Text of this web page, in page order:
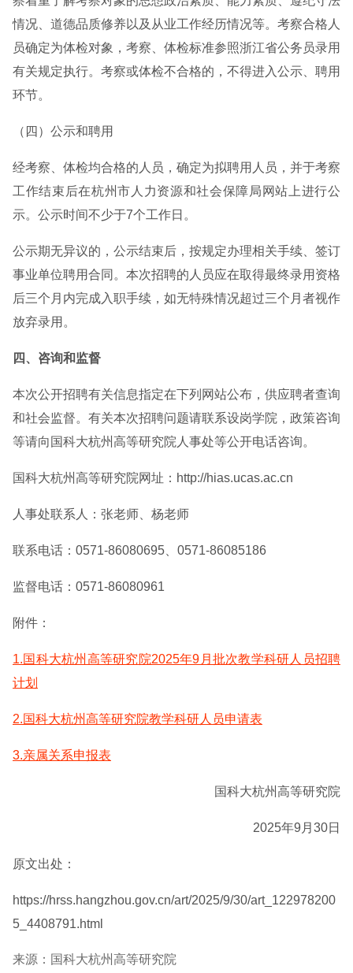
情况、道德品质修养以及从业工作经历情况等。考察合格人
员确定为体检对象，考察、体检标准参照浙江省公务员录用
有关规定执行。考察或体检不合格的，不得进入公示、聘用
环节。
（四）公示和聘用
经考察、体检均合格的人员，确定为拟聘用人员，并于考察
工作结束后在杭州市人力资源和社会保障局网站上进行公
示。公示时间不少于7个工作日。
公示期无异议的，公示结束后，按规定办理相关手续、签订
事业单位聘用合同。本次招聘的人员应在取得最终录用资格
后三个月内完成入职手续，如无特殊情况超过三个月者视作
放弃录用。
四、咨询和监督
本次公开招聘有关信息指定在下列网站公布，供应聘者查询
和社会监督。有关本次招聘问题请联系设岗学院，政策咨询
等请向国科大杭州高等研究院人事处等公开电话咨询。
国科大杭州高等研究院网址：http://hias.ucas.ac.cn
人事处联系人：张老师、杨老师
联系电话：0571-86080695、0571-86085186
监督电话：0571-86080961
附件：
1.国科大杭州高等研究院2025年9月批次教学科研人员招聘
计划
2.国科大杭州高等研究院教学科研人员申请表
3.亲属关系申报表
国科大杭州高等研究院
2025年9月30日
原文出处：
https://hrss.hangzhou.gov.cn/art/2025/9/30/art_122978200
5_4408791.html
来源：国科大杭州高等研究院